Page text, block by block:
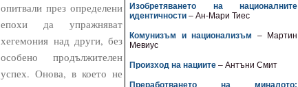
Изобретяването на националните
идентичности – Ан-Мари Тиес
Комунизъм и национализъм – Мартин
Мевиус
Произход на нациите – Антъни Смит
опитвали през определени
епохи да упражняват
хегемония над други, без
особено продължителен
успех. Онова, в което не